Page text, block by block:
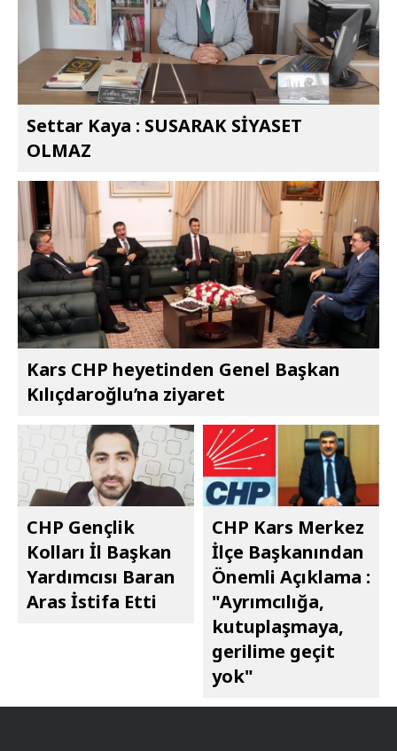
Settar Kaya : SUSARAK SİYASET
OLMAZ
Kars CHP heyetinden Genel Başkan
Kılıçdaroğlu’na ziyaret
CHP Gençlik
Kolları İl Başkan
Yardımcısı Baran
Aras İstifa Etti
CHP Kars Merkez
İlçe Başkanından
Önemli Açıklama :
"Ayrımcılığa,
kutuplaşmaya,
gerilime geçit
yok"